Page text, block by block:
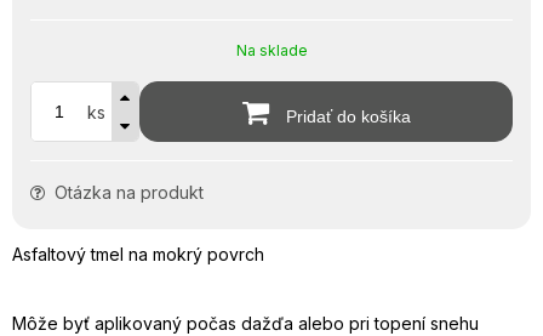
Na sklade
ks Pridať do košíka
Otázka na produkt
Asfaltový tmel na mokrý povrch
Môže byť aplikovaný počas dažďa alebo pri topení snehu